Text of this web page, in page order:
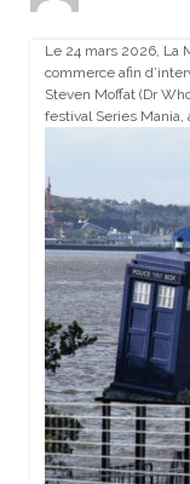
Le 24 mars 2026, La
commerce afin
Steven Moffat (Dr
festival Series Mania,